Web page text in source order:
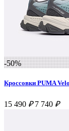
-50%
Кроссовки PUMA
15 490 ₽ 7 740 ₽